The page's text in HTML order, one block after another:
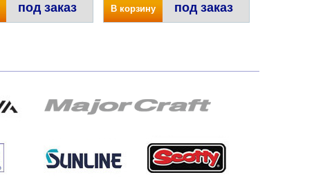
под заказ В корзину под заказ